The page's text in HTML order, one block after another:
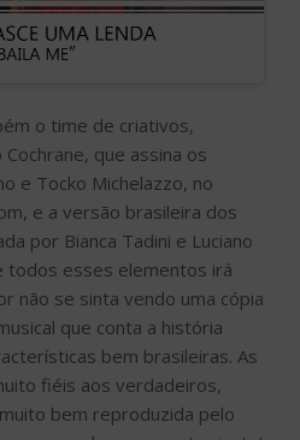
o time de criativos,
que assina os
e Tocko Michelazzo, no
e a versão brasileira dos
por Bianca Tadini e Luciano
todos esses elementos irá
não se sinta vendo uma cópia
que conta a história
bem brasileiras. As
fiéis aos verdadeiros,
bem reproduzida pelo